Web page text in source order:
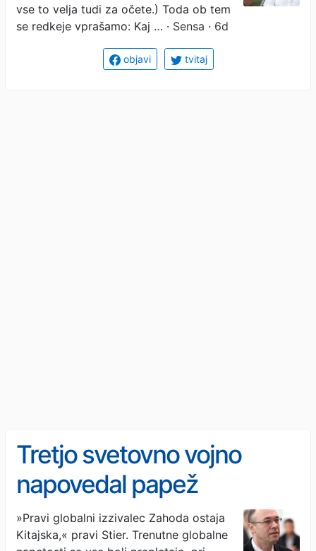
vse to velja tudi za očete.) Toda ob tem
se redkeje vprašamo: Kaj … · Sensa · 6d
objavi tvitaj
Tretjo svetovno vojno
napovedal papež
Frančišek? Hrvaški
diplomat Stier: Glede
»Pravi globalni izzivalec Zahoda ostaja
Kitajska,« pravi Stier. Trenutne globalne